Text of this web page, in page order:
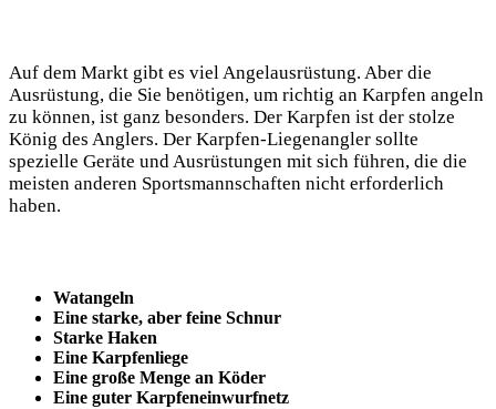
Auf dem Markt gibt es viel Angelausrüstung. Aber die
Ausrüstung, die Sie benötigen, um richtig an Karpfen angeln
zu können, ist ganz besonders. Der Karpfen ist der stolze
König des Anglers. Der Karpfen-Liegenangler sollte
spezielle Geräte und Ausrüstungen mit sich führen, die die
meisten anderen Sportsmannschaften nicht erforderlich
haben.
Watangeln
Eine starke, aber feine Schnur
Starke Haken
Eine Karpfenliege
Eine große Menge an Köder
Eine guter Karpfeneinwurfnetz